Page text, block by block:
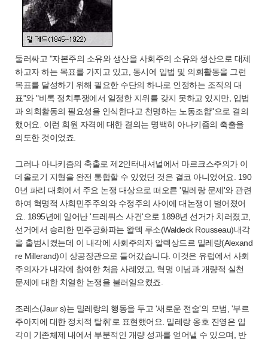
둘러싸고 "자본주의 소유와 생산을 사회주의 소유와 생산으로 대체
하고자 하는 목표를 가지고 있고, 동시에 입법 및 의회활동을 그런
목표를 달성하기 위해 필요한 수단의 하나로 인정하는 조직의 대
표"와 "비록 정치투쟁에서 일정한 지위를 갖지 못하고 있지만, 입법
과 의회활동의 필요성을 인식한다고 천명하는 노동조합"으로 결의
했어요. 이런 회원 자격에 대한 결의는 명백히 아나키즘의 축출을
의도한 것이었죠.
그러나 아나키즘의 축출로 제2인터내셔널에서 마르크스주의가 이
데올로기 지형을 완전 통합할 수 있었던 것은 결코 아니었어요. 190
0년 파리 대회에서 주요 논쟁 대상으로 떠오른 '밀레랑 문제'와 관련
하여 혁명적 사회민주주의와 수정주의 사이에 대논쟁이 벌어졌어
요. 1895년에 일어난 '드레퓌스 사건'으로 1898년 선거가 치러졌고,
선거에서 승리한 민주공화파는 왈덱 루소(Waldeck Rousseau)내각
을 출범시켰는데 이 내각에 사회주의자 알렉상드르 밀레랑(Alexand
re Millerand)이 상공장관으로 들어갔습니다. 이것은 유럽에서 사회
주의자가 내각에 참여한 처음 사례였고, 혁명 이념과 개량적 실천
문제에 대한 치열한 논쟁을 불러일으켰죠.
조레스(Jaur s)는 밀레랑의 행동을 두고 '새로운 전술'의 모범, '부르
주아지에 대한 정치적 탈취'로 표현했어요. 밀레랑 옹호 진영은 입
각이 기존체제 내에서 부분적인 개량 성과를 얻어낼 수 있으며, 반